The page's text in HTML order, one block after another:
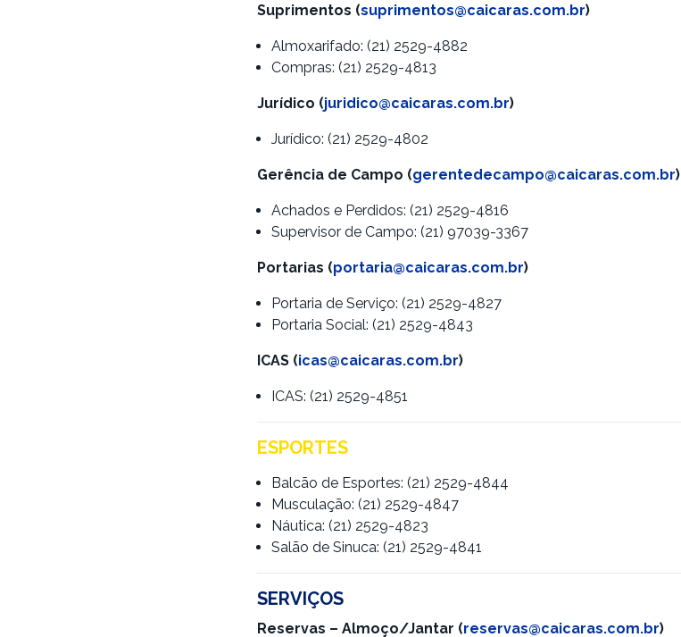
Suprimentos (suprimentos@caicaras.com.br)
Almoxarifado: (21) 2529-4882
Compras: (21) 2529-4813
Jurídico (juridico@caicaras.com.br)
Jurídico: (21) 2529-4802
Gerência de Campo (gerentedecampo@caicaras.com.br)
Achados e Perdidos: (21) 2529-4816
Supervisor de Campo: (21) 97039-3367
Portarias (portaria@caicaras.com.br)
Portaria de Serviço: (21) 2529-4827
Portaria Social: (21) 2529-4843
ICAS (icas@caicaras.com.br)
ICAS: (21) 2529-4851
ESPORTES
Balcão de Esportes: (21) 2529-4844
Musculação: (21) 2529-4847
Náutica: (21) 2529-4823
Salão de Sinuca: (21) 2529-4841
SERVIÇOS
Reservas – Almoço/Jantar (reservas@caicaras.com.br)